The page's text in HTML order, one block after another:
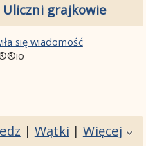
Uliczni grajkowie
się wiadomość
| Wątki | Więcej